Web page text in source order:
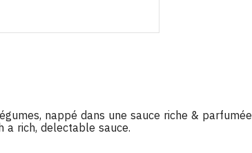
nappé dans une sauce riche & parfumée
a rich, delectable sauce.